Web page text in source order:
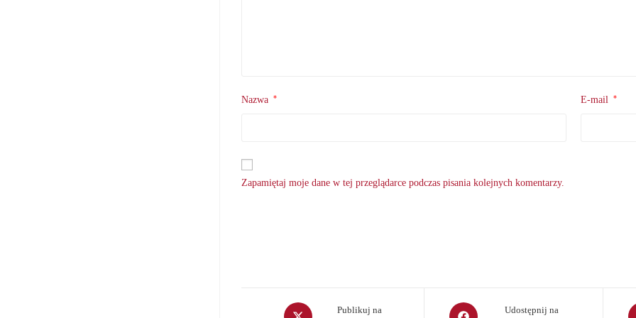
Nazwa * E-mail *
Zapamiętaj moje dane w tej przeglądarce podczas pisania kolejnych komentarzy.
Opens
Publikuj na
Opens
Udostępnij na